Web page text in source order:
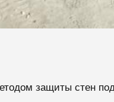
защиты стен